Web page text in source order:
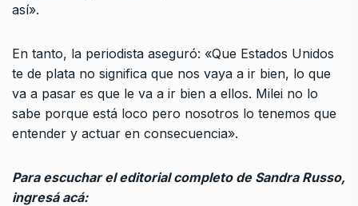
así».
En tanto, la periodista aseguró: «Que Estados Unidos
te de plata no significa que nos vaya a ir bien, lo que
va a pasar es que le va a ir bien a ellos. Milei no lo
sabe porque está loco pero nosotros lo tenemos que
entender y actuar en consecuencia».
Para escuchar el editorial completo de Sandra Russo,
ingresá acá: